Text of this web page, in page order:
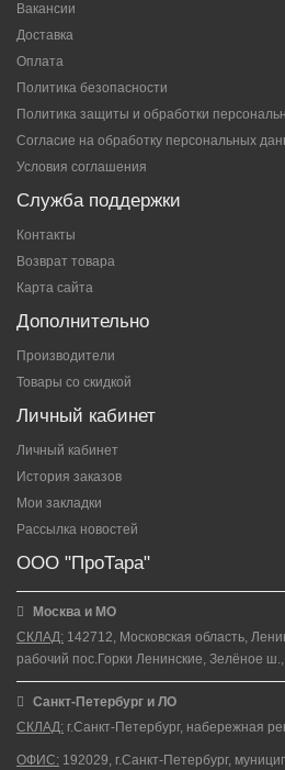
Вакансии
Доставка
Оплата
Политика безопасности
Политика защиты и обработки
Согласие на обработку персональных
Условия соглашения
Служба поддержки
Контакты
Возврат товара
Карта сайта
Дополнительно
Производители
Товары со скидкой
Личный кабинет
Личный кабинет
История заказов
Мои закладки
Рассылка новостей
ООО "ПроТара"
Москва и МО
СКЛАД: 142712, Московская область,
рабочий пос.Горки Ленинские, Зелёное ш.,
Санкт-Петербург и ЛО
СКЛАД: г.Санкт-Петербург, набережная
ОФИС: 192029, г.Санкт-Петербург,